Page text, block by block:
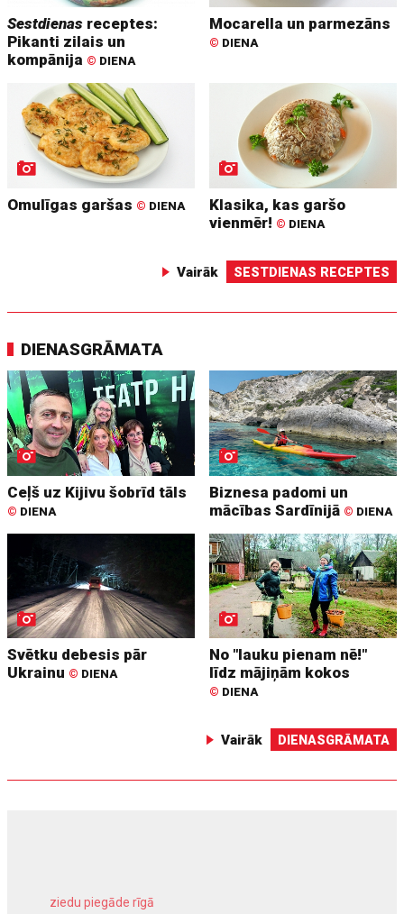
Sestdienas receptes:
Pikanti zilais un
kompānija © DIENA
Mocarella un parmezāns
© DIENA
Omulīgas garšas © DIENA
Klasika, kas garšo
vienmēr! © DIENA
Vairāk SESTDIENAS RECEPTES
DIENASGRĀMATA
Ceļš uz Kijivu šobrīd tāls
© DIENA
Biznesa padomi un
mācības Sardīnijā © DIENA
Svētku debesis pār
Ukrainu © DIENA
No "lauku pienam nē!"
līdz mājiņām kokos
© DIENA
Vairāk DIENASGRĀMATA
ziedu piegāde rīgā